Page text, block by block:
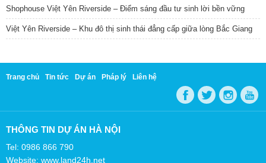
Shophouse Việt Yên Riverside – Điểm sáng đầu tư sinh lời bền vững
Việt Yên Riverside – Khu đô thị sinh thái đẳng cấp giữa lòng Bắc Giang
Trang chủ Tin tức Dự án Pháp lý Liên hệ
THÔNG TIN DỰ ÁN HÀ NỘI
Tel: 0986 866 790
Website: www.land24h.net